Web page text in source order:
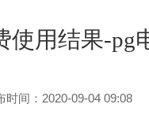
使用结果-pg
时间：2020-09-04 09:08